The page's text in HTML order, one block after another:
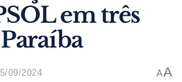
em três
09/2024 AA